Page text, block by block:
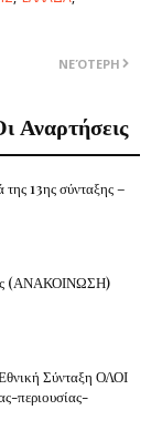
ΝΕΌΤΕΡΗ
Αναρτήσεις
13ης σύνταξης –
(ΑΝΑΚΟΙΝΩΣΗ)
Σύνταξη ΟΛΟΙ
περιουσίας-